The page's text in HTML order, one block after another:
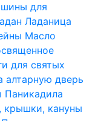
для
Ладаница
Масло
для святых
алтарную дверь
Паникадила
крышки, кануны